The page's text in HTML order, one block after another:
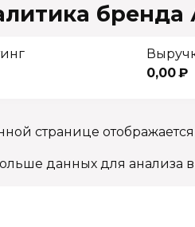
бренда
0,00 ₽
странице
данных для анализа